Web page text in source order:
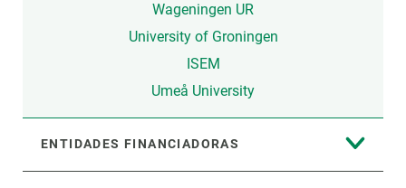
Wageningen UR
University of Groningen
ISEM
Umeå University
ENTIDADES FINANCIADORAS